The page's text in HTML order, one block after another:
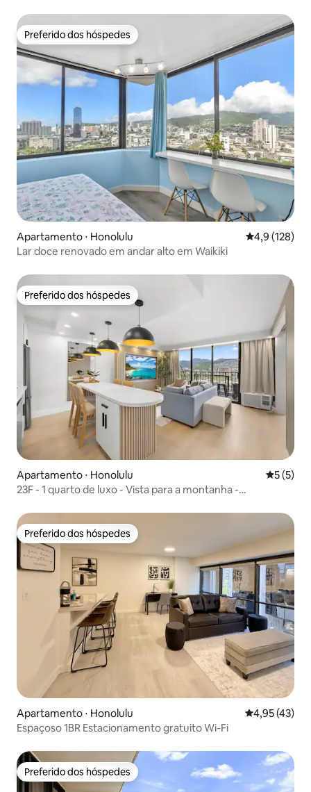
Preferido dos hóspedes
Preferido dos hóspedes
Apartamento ⋅ Honolulu 4,9 de uma
4,9 (128)
Lar doce renovado em andar alto em Waikiki
Preferido dos hóspedes
Preferido dos hóspedes
Apartamento ⋅ Honolulu 5 de
5 (5)
23F - 1 quarto de luxo - Vista para a montanha -
Preferido dos hóspedes
Preferido dos hóspedes
Apartamento ⋅ Honolulu 4,95 de uma
4,95 (43)
Espaçoso 1BR Estacionamento gratuito Wi-Fi
Preferido dos hóspedes
Preferido dos hóspedes